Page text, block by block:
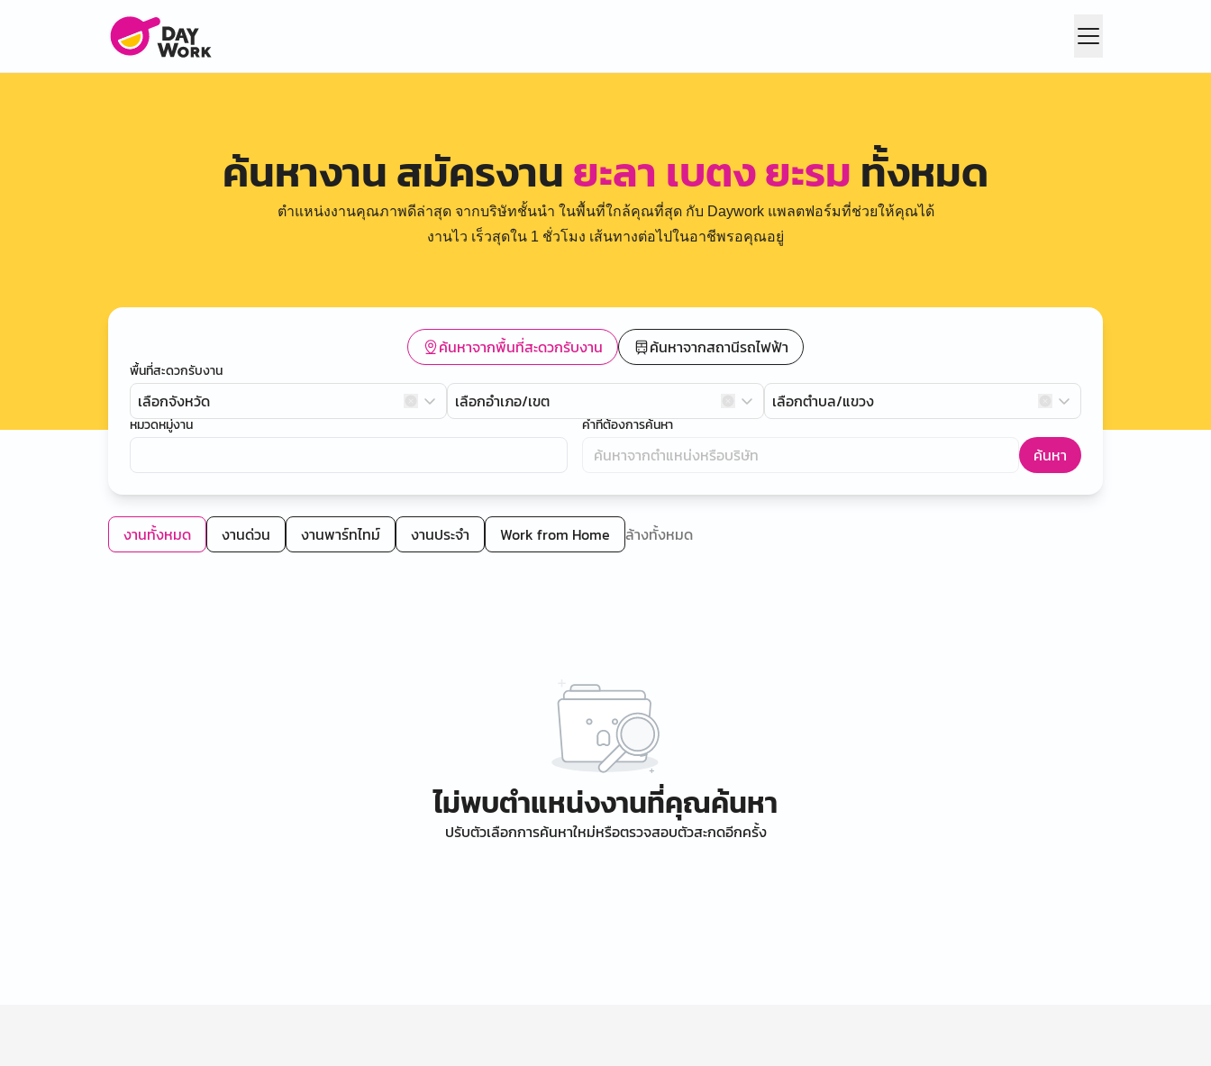
ค้นหางาน สมัครงานยะลา เบตง ยะรม ทั้งหมด
ตำแหน่งงานคุณภาพดีล่าสุด จากบริษัทชั้นนำ ในพื้นที่ใกล้คุณที่สุด กับ Daywork แพลตฟอร์มที่ช่วยให้คุณได้
งานไว เร็วสุดใน 1 ชั่วโมง เส้นทางต่อไปในอาชีพรอคุณอยู่
ค้นหาจากพื้นที่สะดวกรับงาน ค้นหาจากสถานีรถไฟฟ้า
พื้นที่สะดวกรับงาน
เลือกจังหวัด เลือกอำเภอ/เขต เลือกตำบล/แขวง
หมวดหมู่งาน คำที่ต้องการค้นหา
ค้นหา
งานทั้งหมด งานด่วน งานพาร์ทไทม์ งานประจำ Work from Home ล้างทั้งหมด
ไม่พบตำแหน่งงานที่คุณค้นหา
ปรับตัวเลือกการค้นหาใหม่หรือตรวจสอบตัวสะกดอีกครั้ง